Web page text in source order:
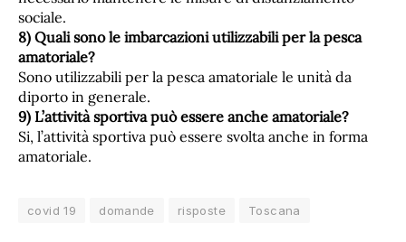
sociale.
8) Quali sono le imbarcazioni utilizzabili per la pesca
amatoriale?
Sono utilizzabili per la pesca amatoriale le unità da
diporto in generale.
9) L’attività sportiva può essere anche amatoriale?
Si, l’attività sportiva può essere svolta anche in forma
amatoriale.
covid 19 domande risposte Toscana